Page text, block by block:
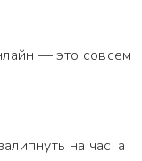
— это совсем
на час, а